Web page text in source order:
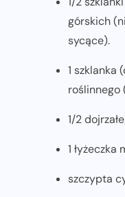
górskich
sycące).
1 szklanka
roślinnego
1/2
1
szczypta